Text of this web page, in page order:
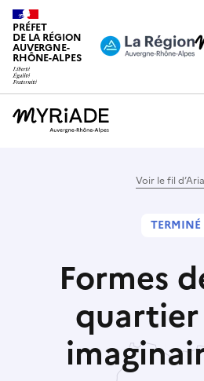
PRÉFET
DE LA RÉGION
AUVERGNE-
RHÔNE-ALPES
Voir le fil
TERMINÉ
Formes
quartier